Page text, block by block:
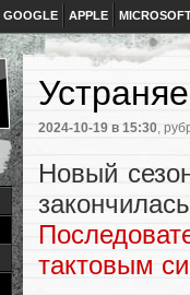
GOOGLE APPLE
2024-10-19 в 15:30,
Новый
тактовым